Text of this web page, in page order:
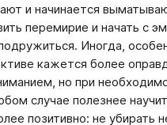
и начинается
перемирие и начать с
Иногда,
кажется более
но при
случае полезнее
позитивно: не